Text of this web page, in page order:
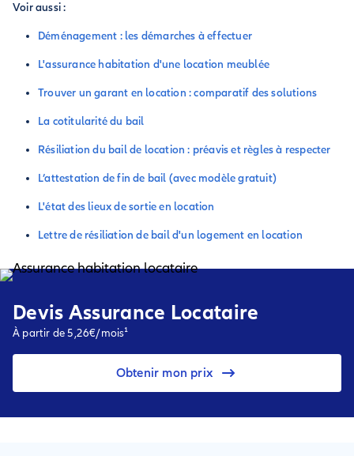
Voir aussi :
Déménagement : les démarches à effectuer
L'assurance habitation d'une location meublée
Trouver un garant en location : comparatif des solutions
La cotitularité du bail
Résiliation du bail de location : préavis et règles à respecter
L’attestation de fin de bail (avec modèle gratuit)
L'état des lieux de sortie en location
Lettre de résiliation de bail d'un logement en location
Devis Assurance Locataire
À partir de 5,26€/mois¹
Obtenir mon prix